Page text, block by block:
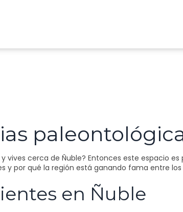
vives cerca de Ñuble? Entonces este espacio
y por qué la región está ganando fama entre
en Ñuble